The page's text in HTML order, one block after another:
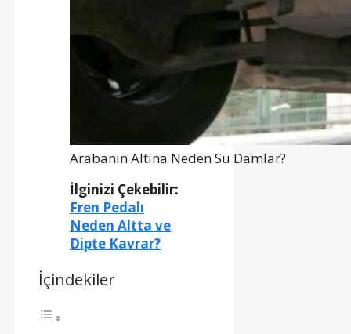
Arabanın Altına Neden Su Damlar?
İlginizi Çekebilir:
Fren Pedalı
Neden Altta ve
Dipte Kavrar?
İçindekiler